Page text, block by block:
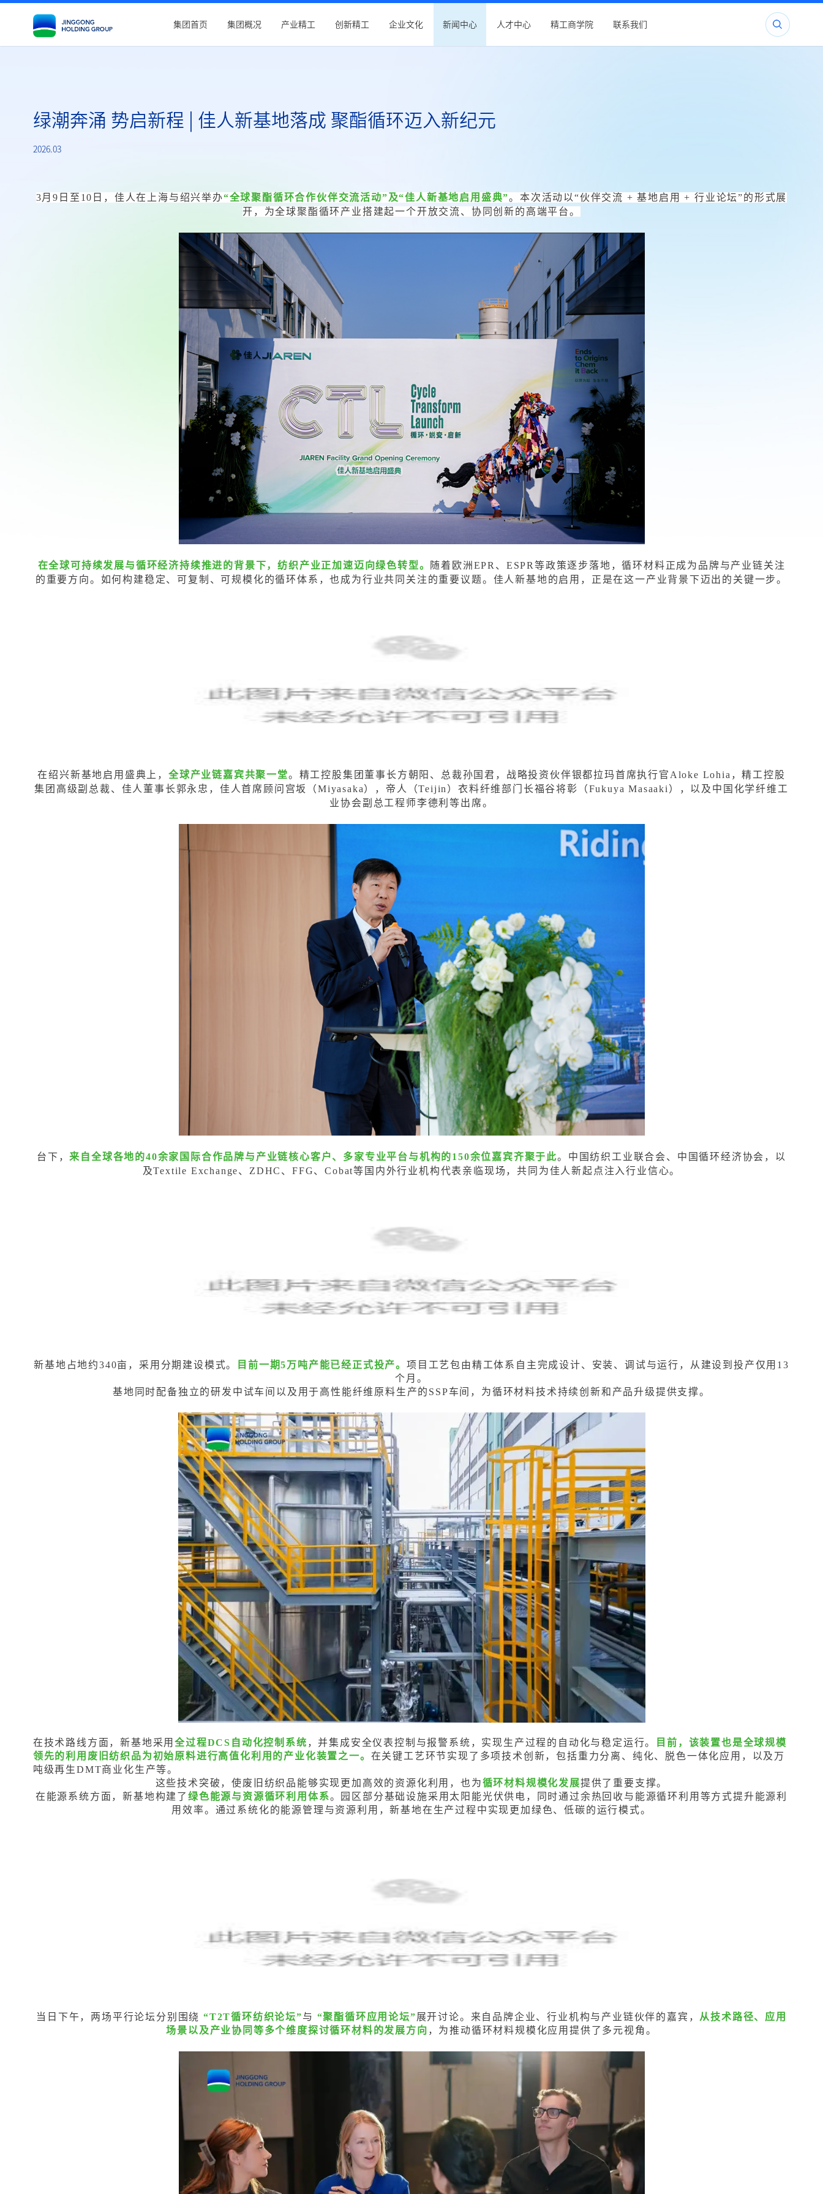
集团首页 集团概况 产业精工 创新精工 企业文化 新闻中心 人才中心 精工商学院 联系我们
绿潮奔涌 势启新程 | 佳人新基地落成 聚酯循环迈入新纪元
2026.03
3月9日至10日，佳人在上海与绍兴举办“全球聚酯循环合作伙伴交流活动”及“佳人新基地启用盛典”。本次活动以“伙伴交流 + 基地启用 + 行业论坛”的形式展
开，为全球聚酯循环产业搭建起一个开放交流、协同创新的高端平台。
在全球可持续发展与循环经济持续推进的背景下，纺织产业正加速迈向绿色转型。 随着欧洲EPR、ESPR等政策逐步落地，循环材料正成为品牌与产业链关注
的重要方向。如何构建稳定、可复制、可规模化的循环体系，也成为行业共同关注的重要议题。 佳人新基地的启用，正是在这一产业背景下迈出的关键一步。
在绍兴新基地启用盛典上， 全球产业链嘉宾共聚一堂。 精工控股集团董事长方朝阳、总裁孙国君，战略投资伙伴银都拉玛首席执行官Aloke Lohia，精工控股
集团高级副总裁、佳人董事长郭永忠，佳人首席顾问宫坂（Miyasaka），帝人（Teijin）衣料纤维部门长福谷将彰（Fukuya Masaaki），以及中国化学纤维工
业协会副总工程师李德利等出席。
台下， 来自全球各地的40余家国际合作品牌与产业链核心客户、多家专业平台与机构的150余位嘉宾齐聚于此。中国纺织工业联合会、中国循环经济协会，以
及Textile Exchange、ZDHC、FFG、Cobat等国内外行业机构代表亲临现场，共同为佳人新起点注入行业信心。
新基地占地约340亩，采用分期建设模式。 目前一期5万吨产能已经正式投产。 项目工艺包由精工体系自主完成设计、安装、调试与运行，从建设到投产仅用13
个月。
基地同时配备独立的研发中试车间以及用于高性能纤维原料生产的SSP车间，为循环材料技术持续创新和产品升级提供支撑。
在技术路线方面，新基地采用全过程DCS自动化控制系统 ，并集成安全仪表控制与报警系统，实现生产过程的自动化与稳定运行。
目前，该装置也是全球规模
领先的利用废旧纺织品为初始原料进行高值化利用的产业化装置之一。 在关键工艺环节实现了多项技术创新，包括重力分离、纯化、脱色一体化应用，以及万
吨级再生DMT商业化生产等。
这些技术突破，使废旧纺织品能够实现更加高效的资源化利用，也为循环材料规模化发展提供了重要支撑。
在能源系统方面，新基地构建了绿色能源与资源循环利用体系。园区部分基础设施采用太阳能光伏供电，同时通过余热回收与能源循环利用等方式提升能源利
用效率。 通过系统化的能源管理与资源利用，新基地在生产过程中实现更加绿色、低碳的运行模式。
当日下午，两场平行论坛分别围绕“T2T循环纺织论坛”与 “聚酯循环应用论坛”展开讨论。 来自品牌企业、行业机构与产业链伙伴的嘉宾， 从技术路径、应用
场景以及产业协同等多个维度探讨循环材料的发展方向 ，为推动循环材料规模化应用提供了多元视角。